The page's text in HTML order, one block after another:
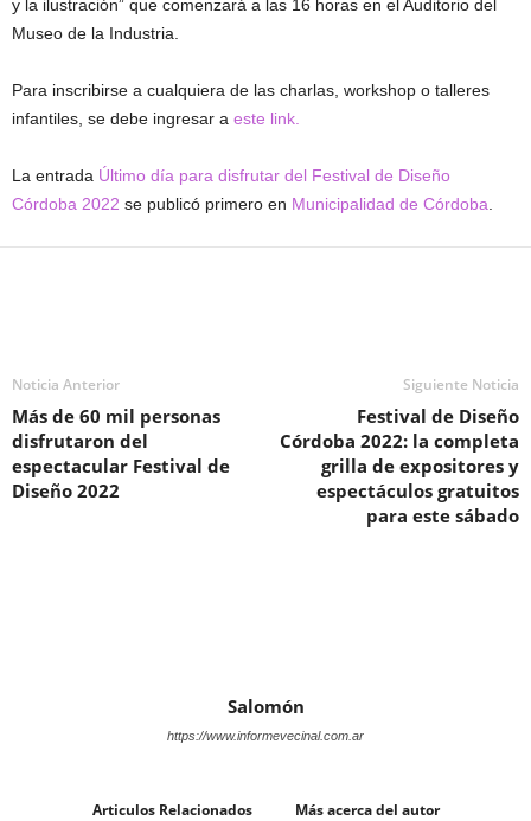
y la ilustración” que comenzará a las 16 horas en el Auditorio del
Museo de la Industria.
Para inscribirse a cualquiera de las charlas, workshop o talleres
infantiles, se debe ingresar a este link.
La entrada Último día para disfrutar del Festival de Diseño
Córdoba 2022 se publicó primero en Municipalidad de Córdoba
Noticia Anterior
Más de 60 mil personas
disfrutaron del
espectacular Festival de
Diseño 2022
Siguiente Noticia
Festival de Diseño
Córdoba 2022: la completa
grilla de expositores y
espectáculos gratuitos
para este sábado
Salomón
https://www.informevecinal.com.ar
Articulos Relacionados Más acerca del autor